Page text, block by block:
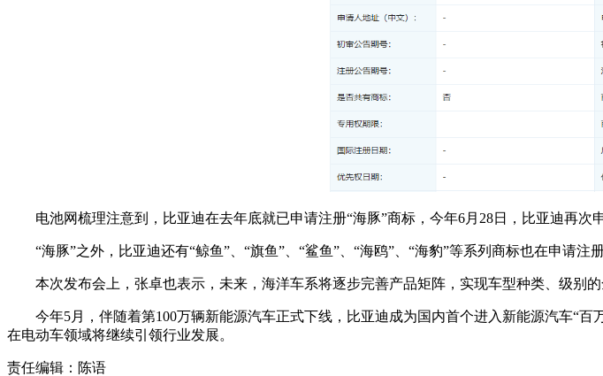
电池网梳理注意到，比亚迪在去年底就已申请注册“海豚”商标，今年6月28日，比亚迪再
“海豚”之外，比亚迪还有“鲸鱼”、“旗鱼”、“鲨鱼”、“海鸥”、“海豹”等系列商标也在申请注册
本次发布会上，张卓也表示，未来，海洋车系将逐步完善产品矩阵，实现车型种类、级别
今年5月，伴随着第100万辆新能源汽车正式下线，比亚迪成为国内首个进入新能源汽车“
在电动车领域将继续引领行业发展。
责任编辑：陈语